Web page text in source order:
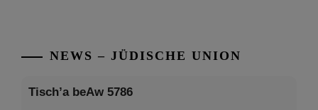
NEWS – JÜDISCHE UNION
Tisch’a beAw 5786